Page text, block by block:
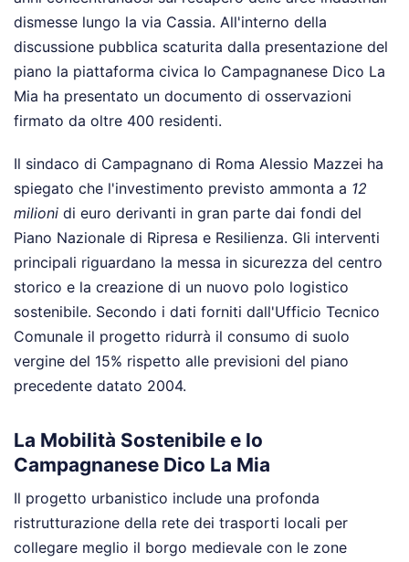
dismesse lungo la via Cassia. All'interno della
discussione pubblica scaturita dalla presentazione del
piano la piattaforma civica Io Campagnanese Dico La
Mia ha presentato un documento di osservazioni
firmato da oltre 400 residenti.
Il sindaco di Campagnano di Roma Alessio Mazzei ha
spiegato che l'investimento previsto ammonta a 12
milioni di euro derivanti in gran parte dai fondi del
Piano Nazionale di Ripresa e Resilienza. Gli interventi
principali riguardano la messa in sicurezza del centro
storico e la creazione di un nuovo polo logistico
sostenibile. Secondo i dati forniti dall'Ufficio Tecnico
Comunale il progetto ridurrà il consumo di suolo
vergine del 15% rispetto alle previsioni del piano
precedente datato 2004.
La Mobilità Sostenibile e Io
Campagnanese Dico La Mia
Il progetto urbanistico include una profonda
ristrutturazione della rete dei trasporti locali per
collegare meglio il borgo medievale con le zone